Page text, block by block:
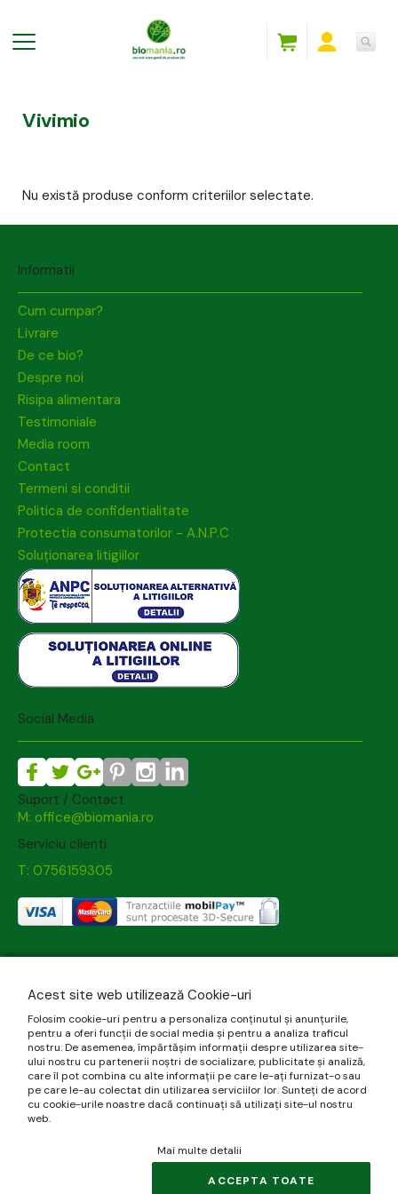
Vivimio
Nu există produse conform criteriilor selectate.
Informatii
Cum cumpar?
Livrare
De ce bio?
Despre noi
Risipa alimentara
Testimoniale
Media room
Contact
Termeni si conditii
Politica de confidentialitate
Protectia consumatorilor - A.N.P.C
Soluționarea litigiilor
Social Media
Suport / Contact
M: office@biomania.ro
Serviciu clienti
T: 0756159305
Acest site web utilizează Cookie-uri
Folosim cookie-uri pentru a personaliza conținutul și anunțurile,
pentru a oferi funcții de social media și pentru a analiza traficul
nostru. De asemenea, împărtășim informații despre utilizarea site-
ului nostru cu partenerii noștri de socializare, publicitate și analiză,
care îl pot combina cu alte informații pe care le-ați furnizat-o sau
pe care le-au colectat din utilizarea serviciilor lor. Sunteți de acord
cu cookie-urile noastre dacă continuați să utilizați site-ul nostru
web.
Mai multe detalii
ACCEPTA TOATE